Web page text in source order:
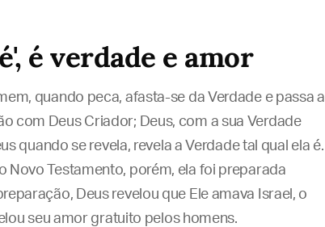
é verdade e amor
quando peca, afasta-se da Verdade e passa a
com Deus Criador; Deus, com a sua Verdade
quando se revela, revela a Verdade tal qual ela é.
Novo Testamento, porém, ela foi preparada
Deus revelou que Ele amava Israel, o
seu amor gratuito pelos homens.